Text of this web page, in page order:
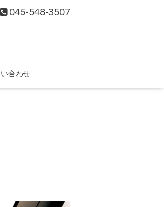
045-548-3507
合わせ